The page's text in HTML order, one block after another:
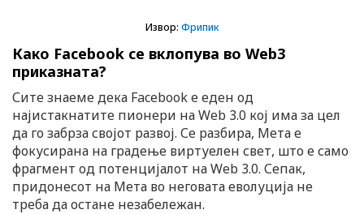
Извор: Фрипик
Како Facebook се вклопува во Web3
приказната?
Сите знаеме дека Facebook е еден од
најистакнатите пионери на Web 3.0 кој има за цел
да го забрза својот развој. Се разбира, Мета е
фокусирана на градење виртуелен свет, што е само
фрагмент од потенцијалот на Web 3.0. Сепак,
придонесот на Мета во неговата еволуција не
треба да остане незабележан.